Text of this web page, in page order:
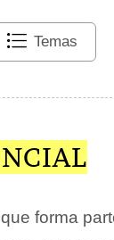
Temas
forma